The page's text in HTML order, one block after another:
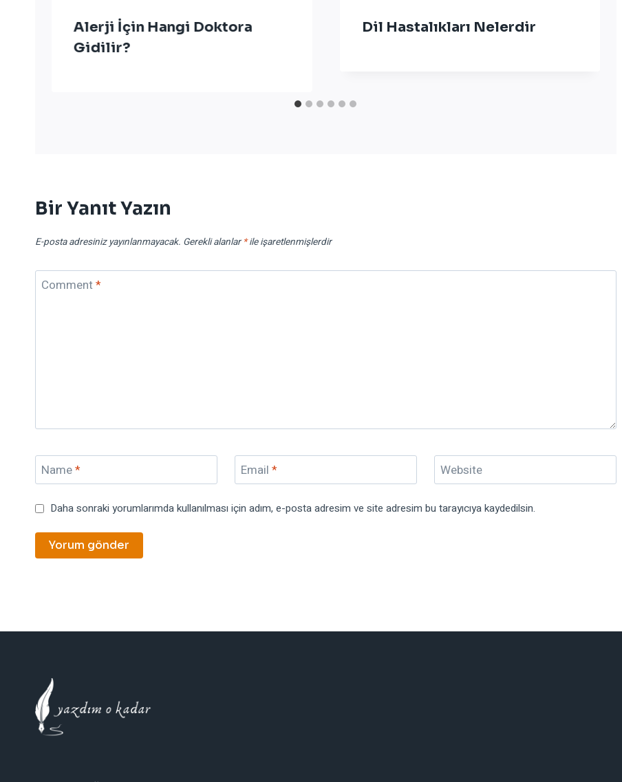
Alerji İçin Hangi Doktora
Gidilir?
Dil Hastalıkları Nelerdir
Bir Yanıt Yazın
E-posta adresiniz yayınlanmayacak. Gerekli alanlar *ile işaretlenmişlerdir
Comment*
Name* Email * Website
Daha sonraki yorumlarımda kullanılması için adım, e-posta adresim ve site adresim bu tarayıcıya kaydedilsin.